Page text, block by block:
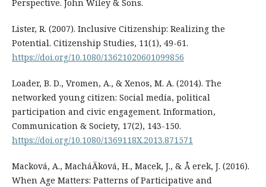
Perspective. John Wiley & Sons.
Lister, R. (2007). Inclusive Citizenship: Realizing the
Potential. Citizenship Studies, 11(1), 49-61.
https://doi.org/10.1080/13621020601099856
Loader, B. D., Vromen, A., & Xenos, M. A. (2014). The
networked young citizen: Social media, political
participation and civic engagement. Information,
Communication & Society, 17(2), 143-150.
https://doi.org/10.1080/1369118X.2013.871571
Macková, A., MacháÄková, H., Macek, J., & Å erek, J. (2016).
When Age Matters: Patterns of Participative and